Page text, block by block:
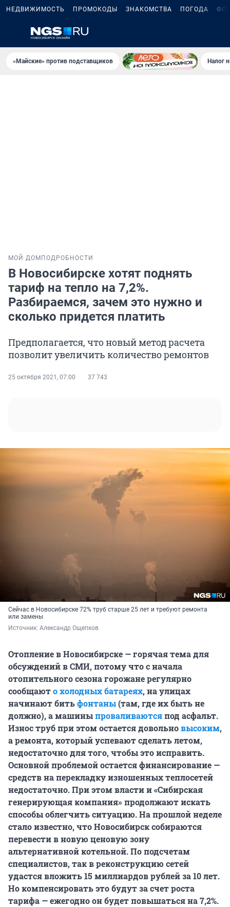
НЕДВИЖИМОСТЬ ПРОМОКОДЫ ЗНАКОМСТВА ПОГОДА
«Майские» против подставщиков Налог
МОЙ ДОМ ПОДРОБНОСТИ
В Новосибирске хотят поднять
тариф на тепло на 7,2%.
Разбираемся, зачем это нужно и
сколько придется платить
Предполагается, что новый метод расчета
позволит увеличить количество ремонтов
25 октября 2021, 07:00 37 743
Сейчас в Новосибирске 72% труб старше 25 лет и требуют ремонта
или замены
Источник: Александр Ощепков
Отопление в Новосибирске — горячая тема для
обсуждений в СМИ, потому что с начала
отопительного сезона горожане регулярно
сообщаюто холодных батареях, на улицах
начинают битьфонтаны(там, где их быть не
должно), а машиныпроваливаютсяпод асфальт.
Износ труб при этом остается довольновысоким,
а ремонта, который успевают сделать летом,
недостаточно для того, чтобы это исправить.
Основной проблемой остается финансирование —
средств на перекладку изношенных теплосетей
недостаточно. При этом власти и «Сибирская
генерирующая компания» продолжают искать
способы облегчить ситуацию. На прошлой неделе
стало известно, что Новосибирск собираются
перевести в новую ценовую зону
альтернативной котельной. По подсчетам
специалистов, так в реконструкцию сетей
удастся вложить 15 миллиардов рублей за 10 лет.
Но компенсировать это будут за счет роста
тарифа — ежегодно он будет повышаться на 7,2%.